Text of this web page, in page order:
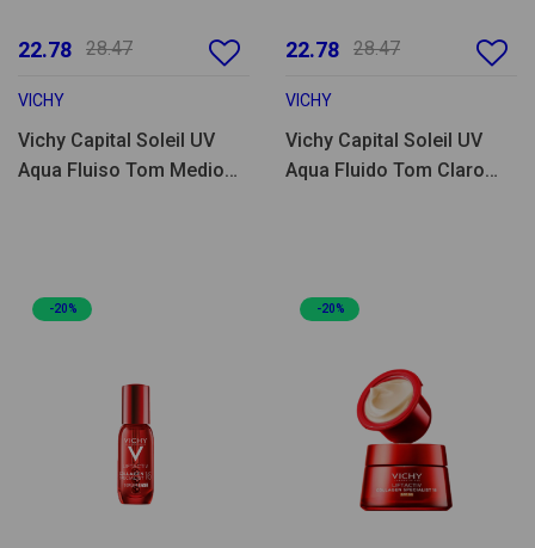
22.78 28.47
VICHY
Vichy Capital Soleil UV
Aqua Fluiso Tom Medio
22.78 28.47
VICHY
Vichy Capital Soleil UV
Aqua Fluido Tom Claro
-20% -20%